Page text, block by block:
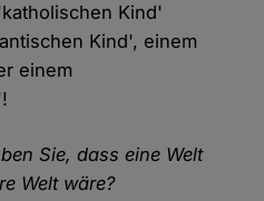
Kind'
Kind', einem
einem
Sie, dass eine Welt
Welt wäre?